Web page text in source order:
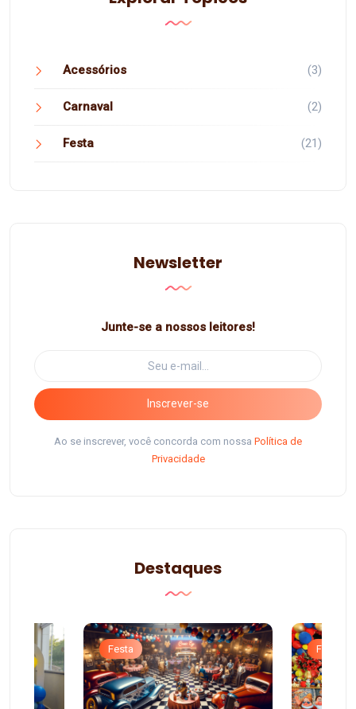
Acessórios (3)
Carnaval (2)
Festa (21)
Newsletter
Junte-se a nossos leitores!
Inscrever-se
Ao se inscrever, você concorda com nossa Política de
Privacidade
Destaques
Festa Festa